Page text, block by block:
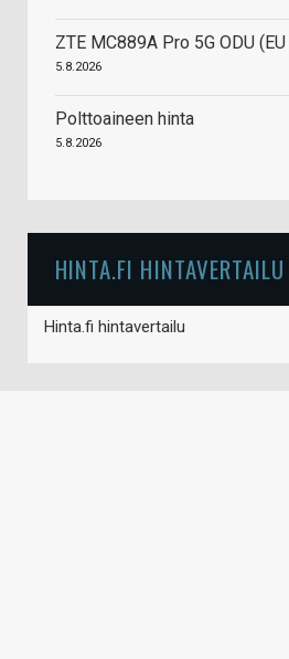
ZTE MC889A Pro 5G ODU
5.8.2026
Polttoaineen hinta
5.8.2026
HINTA.FI HINTAVERTAILU
Hinta.fi hintavertailu